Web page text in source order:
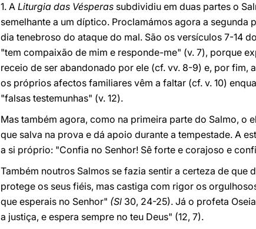
1. A Liturgia das Vésperas subdividiu em duas partes o
semelhante a um díptico. Proclamámos agora a
dia tenebroso do ataque do mal. São os versículos 7-14
"tem compaixão de mim e responde-me" (v. 7), porque
receio de ser abandonado por ele (cf. vv. 8-9) e, por fim,
os próprios afectos familiares vêm a faltar (cf. v. 10)
"falsas testemunhas" (v. 12).
Mas também agora, como na primeira parte do Salmo, o
que salva na prova e dá apoio durante a tempestade. A
a si próprio: "Confia no Senhor! Sê forte e corajoso e
Também noutros Salmos se fazia sentir a certeza de que
protege os seus fiéis, mas castiga com rigor os
que esperais no Senhor" (Sl 30, 24-25). Já o profeta
a justiça, e espera sempre no teu Deus" (12, 7).